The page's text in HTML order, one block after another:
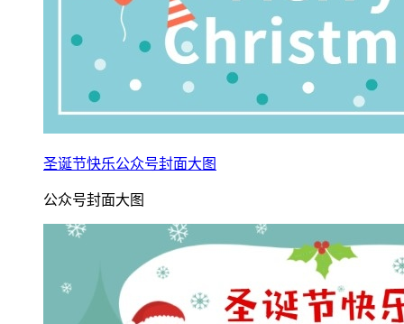
圣诞节快乐公众号封面大图
公众号封面大图